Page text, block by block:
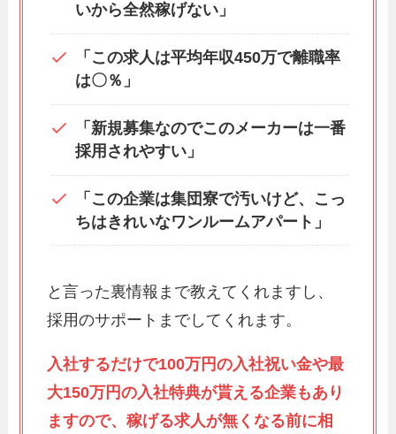
いから全然稼げない」
「この求人は平均年収450万で離職率
は〇％」
「新規募集なのでこのメーカーは一番
採用されやすい」
「この企業は集団寮で汚いけど、こっ
ちはきれいなワンルームアパート」
と言った裏情報まで教えてくれますし、
採用のサポートまでしてくれます。
入社するだけで100万円の入社祝い金や最
大150万円の入社特典が貰える企業もあり
ますので、稼げる求人が無くなる前に相